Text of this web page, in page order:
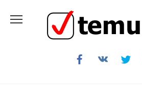
содержанию